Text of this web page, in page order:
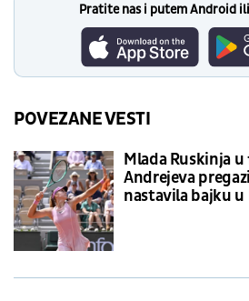
Pratite nas i putem Android
POVEZANE VESTI
Mlada Ruskinja u
Andrejeva
nastavila bajku u